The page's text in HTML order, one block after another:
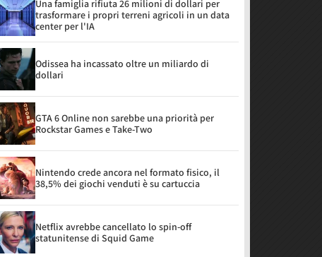
Una famiglia rifiuta 26 milioni di dollari per
trasformare i propri terreni agricoli in un data
center per l'IA
Odissea ha incassato oltre un miliardo di
dollari
GTA 6 Online non sarebbe una priorità per
Rockstar Games e Take-Two
Nintendo crede ancora nel formato fisico, il
38,5% dei giochi venduti è su cartuccia
Netflix avrebbe cancellato lo spin-off
statunitense di Squid Game